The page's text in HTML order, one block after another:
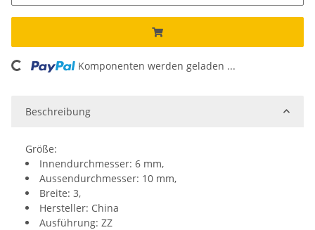
Komponenten werden geladen ...
Beschreibung
Größe:
Innendurchmesser: 6 mm,
Aussendurchmesser: 10 mm,
Breite: 3,
Hersteller: China
Ausführung: ZZ